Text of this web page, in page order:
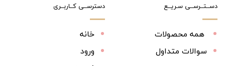
دســتــرســی سـریــع
همه محصولات
سوالات متداول
دسترســی کــاربــری
خانه
ورود